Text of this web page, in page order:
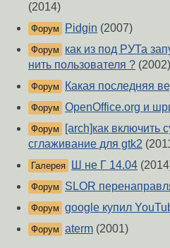
(2014)
Форум Pidgin (2007)
Форум
как из под РУТа
нить пользователя ? (2002)
Форум Какая последняя
Форум OpenOffice.org и
Форум
[arch]как включить
сглаживание для gtk2
Галерея Ш не Г 14.04
Форум SLOR
Форум google купил
Форум aterm (2001)